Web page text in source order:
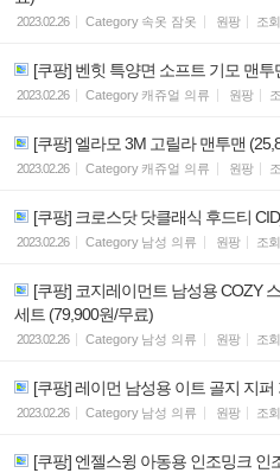
2023.02.26 Category 속옷 잠옷 원팡 조회
[쿠팡] 벤힛 특양면 소프트 기모 맨
2023.02.26 Category 캐쥬얼 의류 원팡
[쿠팡] 엘라모 3M 고릴라 맨투맨
2023.02.26 Category 캐쥬얼 의류 원팡
[쿠팡] 크로스닷 닷클래식 후드티
2023.02.26 Category 남성 의류 원팡 조회
[쿠팡] 코지레이먼트 남성용 COZY
세트 (79,900원/무료)
2023.02.26 Category 남성 의류 원팡 조회
[쿠팡] 레이먼 남성용 이트 골지 지
2023.02.26 Category 남성 의류 원팡 조회
[쿠팡] 엔젤스윙 아동용 인조밍크 인